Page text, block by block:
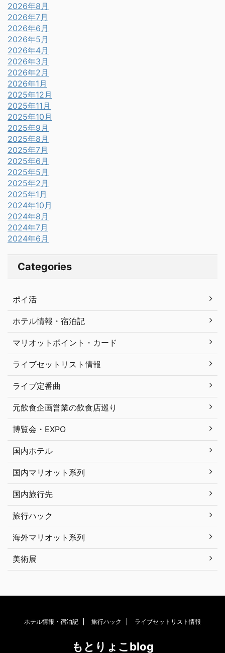
2026年8月
2026年7月
2026年6月
2026年5月
2026年4月
2026年3月
2026年2月
2026年1月
2025年12月
2025年11月
2025年10月
2025年9月
2025年8月
2025年7月
2025年6月
2025年5月
2025年2月
2025年1月
2024年10月
2024年8月
2024年7月
2024年6月
Categories
ポイ活
ホテル情報・宿泊記
マリオットポイント・カード
ライブセットリスト情報
ライブ定番曲
元飲食企画営業の飲食店巡り
博覧会・EXPO
国内ホテル
国内マリオット系列
国内旅行先
旅行ハック
海外マリオット系列
美術展
ホテル情報・宿泊記 旅行ハック ライブセットリスト情報
もとりょこblog